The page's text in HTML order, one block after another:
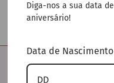
Diga-nos a sua data
aniversário!
Data de Nascimento